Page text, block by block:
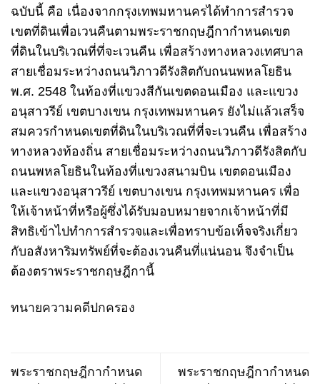
ฉบับนี้ คือ เนื่องจากกรุงเทพมหานครได้ทำการสำรวจ
เขตที่ดินเพื่อเวนคืนตามพระราชกฤษฎีกากำหนดเขต
ที่ดินในบริเวณที่ที่จะเวนคืน เพื่อสร้างทางหลวงเทศบาล
สายเชื่อมระหว่างถนนวิภาวดีรังสิตกับถนนพหลโยธิน
พ.ศ. 2548 ในท้องที่แขวงสีกันเขตดอนเมือง และแขวง
อนุสาวรีย์ เขตบางเขน กรุงเทพมหานคร ยังไม่แล้วเสร็จ
สมควรกำหนดเขตที่ดินในบริเวณที่ที่จะเวนคืน เพื่อสร้าง
ทางหลวงท้องถิ่น สายเชื่อมระหว่างถนนวิภาวดีรังสิตกับ
ถนนพหลโยธินในท้องที่แขวงสนามบิน เขตดอนเมือง
และแขวงอนุสาวรีย์ เขตบางเขน กรุงเทพมหานคร เพื่อ
ให้เจ้าหน้าที่หรือผู้ซึ่งได้รับมอบหมายจากเจ้าหน้าที่มี
สิทธิเข้าไปทำการสำรวจและเพื่อทราบข้อเท็จจริงเกี่ยว
กับอสังหาริมทรัพย์ที่จะต้องเวนคืนที่แน่นอน จึงจำเป็น
ต้องตราพระราชกฤษฎีกานี้
ทนายความคดีปกครอง
พระราชกฤษฎีกากำหนด
พระราชกฤษฎีกากำหนด